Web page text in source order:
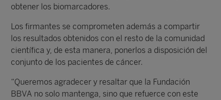
obtener los biomarcadores.
Los firmantes se comprometen además a compartir
los resultados obtenidos con el resto de la comunidad
científica y, de esta manera, ponerlos a disposición del
conjunto de los pacientes de cáncer.
“Queremos agradecer y resaltar que la Fundación
BBVA no solo mantenga, sino que refuerce con este